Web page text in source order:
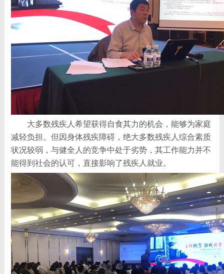
大多数残疾人希望获得自食其力的机会，能够为家庭
减轻负担。但因身体残疾障碍，绝大多数残疾人综合素质
状况较弱，与健全人的竞争中处于劣势，其工作能力并不
能得到社会的认可，直接影响了残疾人就业。